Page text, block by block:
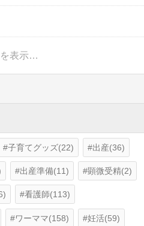
表示…
子育てグッズ(22) 出産(36)
出産準備(11) 顕微受精(2)
看護師(113)
ワーママ(158) 妊活(59)